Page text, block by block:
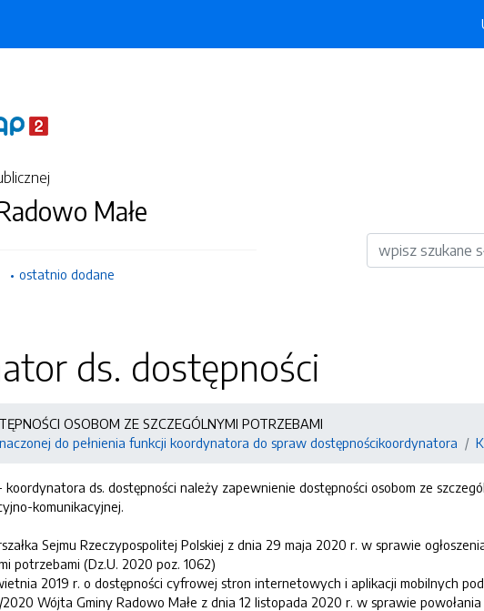
Małe
ostatnio dodane
Wyszukiwarka
ds. dostępności
OSOBOM ZE SZCZEGÓLNYMI POTRZEBAMI
do pełnienia funkcji koordynatora do spraw dostępnościkoordynatora
ds. dostępności należy zapewnienie dostępności osobom ze
komunikacyjnej.
Sejmu Rzeczypospolitej Polskiej z dnia 29 maja 2020 r. w sprawie
potrzebami (Dz.U. 2020 poz. 1062)
2019 r. o dostępności cyfrowej stron internetowych i aplikacji mobilnych
Wójta Gminy Radowo Małe z dnia 12 listopada 2020 r. w sprawie